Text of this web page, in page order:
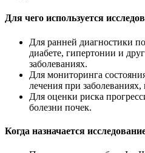
Для чего используется
Для ранней диагностики
диабете, гипертонии и
заболеваниях.
Для мониторинга
лечения при
Для оценки риска
болезни почек.
Когда назначается